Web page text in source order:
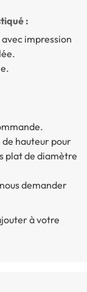
:
impression
de hauteur pour
plat de diamètre
demander
à votre